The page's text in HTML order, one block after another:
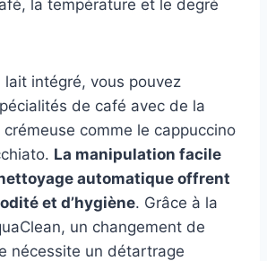
la température et le degré
lait intégré, vous pouvez
de café avec de la
comme le cappuccino
La manipulation facile
automatique offrent
et d’hygiène. Grâce à la
un changement de
nécessite un détartrage